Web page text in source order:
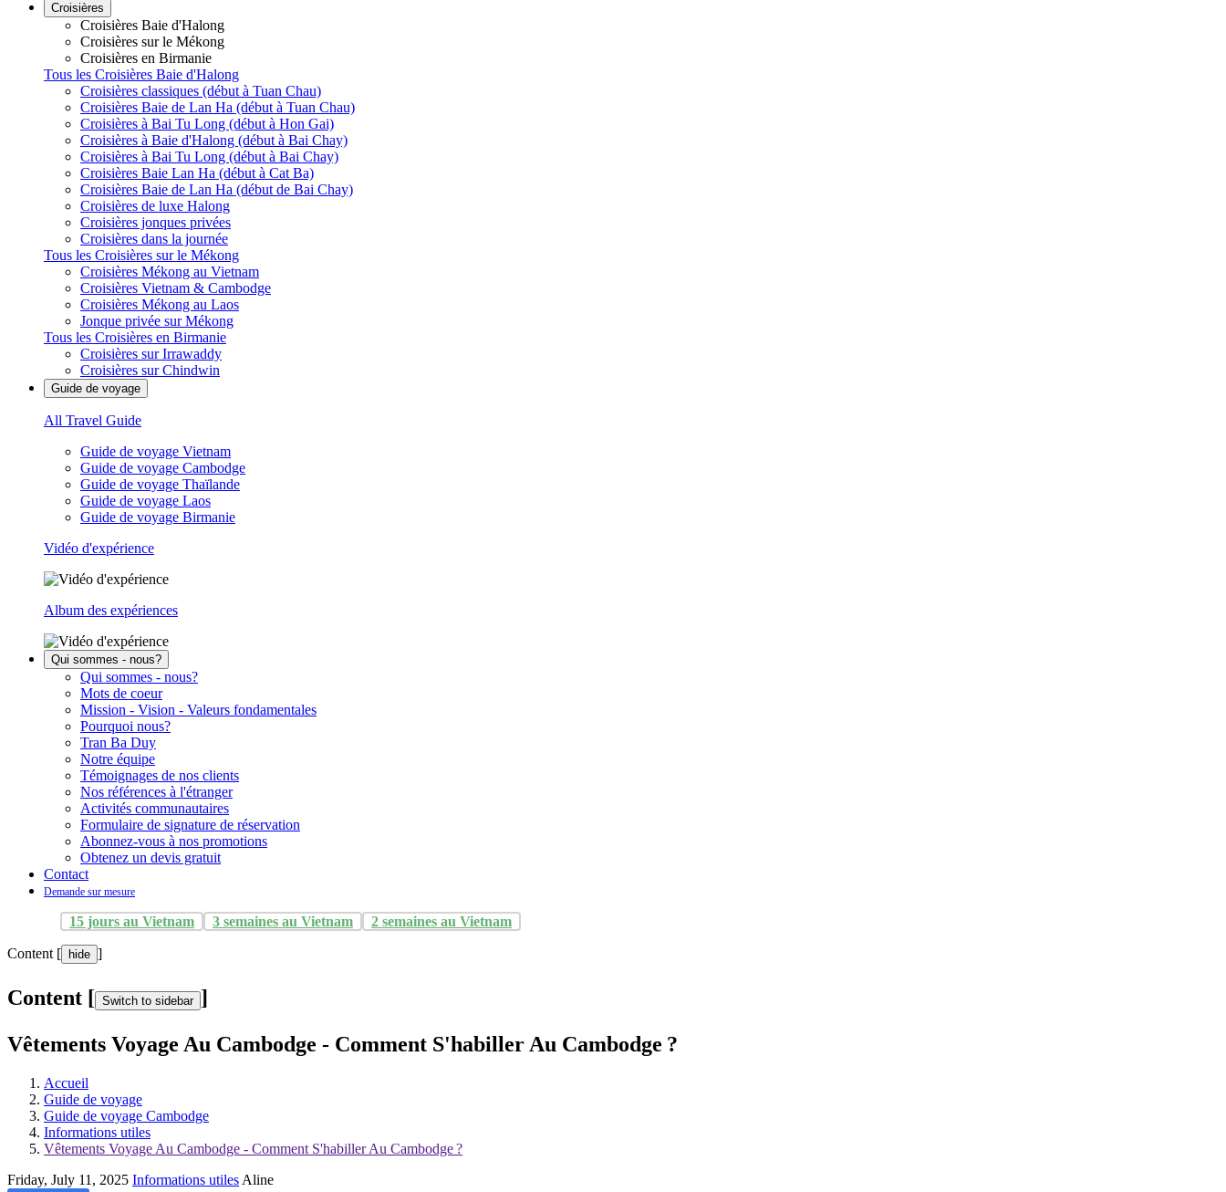
Croisières
Croisières Baie d'Halong
Croisières sur le Mékong
Croisières en Birmanie
Tous les Croisières Baie d'Halong
Croisières classiques (début à Tuan Chau)
Croisières Baie de Lan Ha (début à Tuan Chau)
Croisières à Bai Tu Long (début à Hon Gai)
Croisières à Baie d'Halong (début à Bai Chay)
Croisières à Bai Tu Long (début à Bai Chay)
Croisières Baie Lan Ha (début à Cat Ba)
Croisières Baie de Lan Ha (début de Bai Chay)
Croisières de luxe Halong
Croisières jonques privées
Croisières dans la journée
Tous les Croisières sur le Mékong
Croisières Mékong au Vietnam
Croisières Vietnam & Cambodge
Croisières Mékong au Laos
Jonque privée sur Mékong
Tous les Croisières en Birmanie
Croisières sur Irrawaddy
Croisières sur Chindwin
Guide de voyage
All Travel Guide
Guide de voyage Vietnam
Guide de voyage Cambodge
Guide de voyage Thaïlande
Guide de voyage Laos
Guide de voyage Birmanie
Vidéo d'expérience
Album des expériences
Qui sommes - nous?
Qui sommes - nous?
Mots de coeur
Mission - Vision - Valeurs fondamentales
Pourquoi nous?
Tran Ba Duy
Notre équipe
Témoignages de nos clients
Nos références à l'étranger
Activités communautaires
Formulaire de signature de réservation
Abonnez-vous à nos promotions
Obtenez un devis gratuit
Contact
Demande sur mesure
15 jours au Vietnam 3 semaines au Vietnam 2 semaines au Vietnam
Content [ hide ]
Content [ Switch to sidebar ]
Vêtements Voyage Au Cambodge - Comment S'habiller Au Cambodge ?
Accueil
Guide de voyage
Guide de voyage Cambodge
Informations utiles
Vêtements Voyage Au Cambodge - Comment S'habiller Au Cambodge ?
Friday, July 11, 2025 Informations utiles Aline